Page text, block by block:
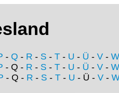
- Q - R - S - T - U - Ü - V - W
- Q - R - S - T - U - Ü - V - W
- Q - R - S- T- U - Ü - V-